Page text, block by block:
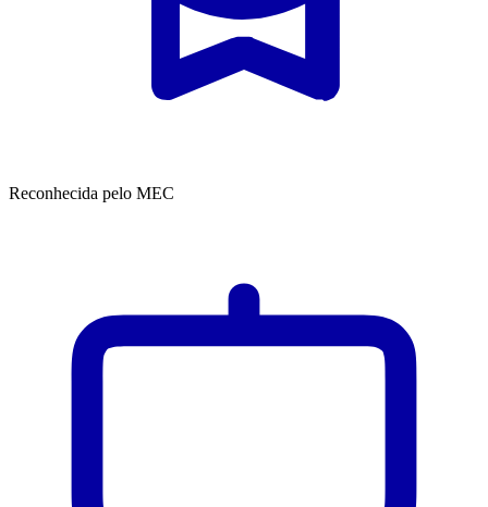
Reconhecida pelo MEC